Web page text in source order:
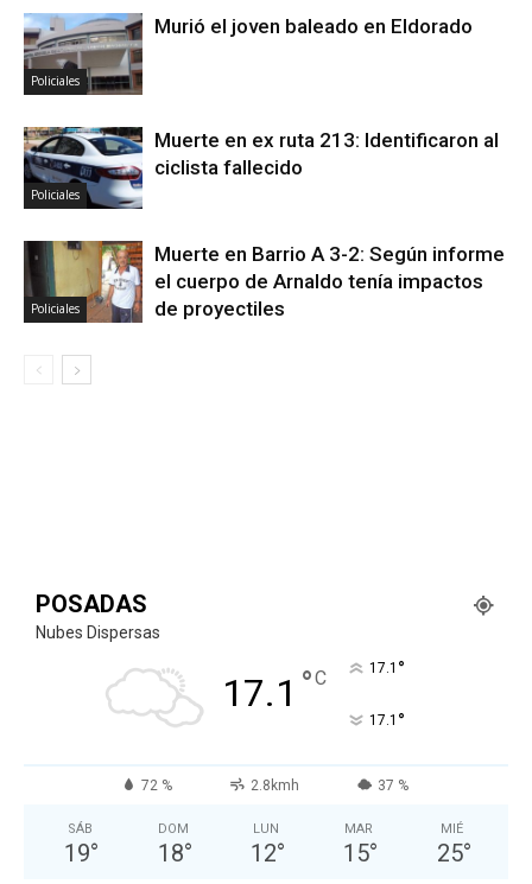
Policiales
Murió el joven baleado en Eldorado
Policiales
Muerte en ex ruta 213: Identificaron al
ciclista fallecido
Policiales
Muerte en Barrio A 3-2: Según informe
el cuerpo de Arnaldo tenía impactos
de proyectiles
POSADAS
Nubes Dispersas
17.1 °C 17.1 °
17.1 °
72 % 2.8kmh 37 %
SÁB
19°
DOM
18°
LUN
12°
MAR
15°
MIÉ
25°